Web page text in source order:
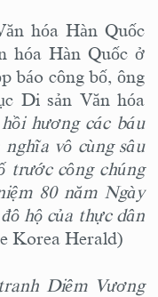
hóa Hàn Quốc
hóa Hàn Quốc ở
báo công bố, ông
Di sản Văn hóa
hồi hương các báu
vô cùng sâu
trước công chúng
80 năm Ngày
hộ của thực dân
Korea Herald)
Diêm Vương